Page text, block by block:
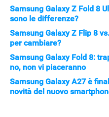
Samsung Galaxy Z Fold 8
sono le differenze?
Samsung Galaxy Z Flip 8
per cambiare?
Samsung Galaxy Fold 8:
no, non vi piaceranno
Samsung Galaxy A27 è
novità del nuovo